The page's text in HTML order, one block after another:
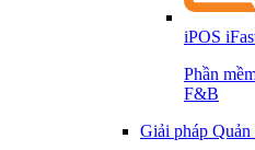
iPOS
Phần
F&B
Giải pháp Quản